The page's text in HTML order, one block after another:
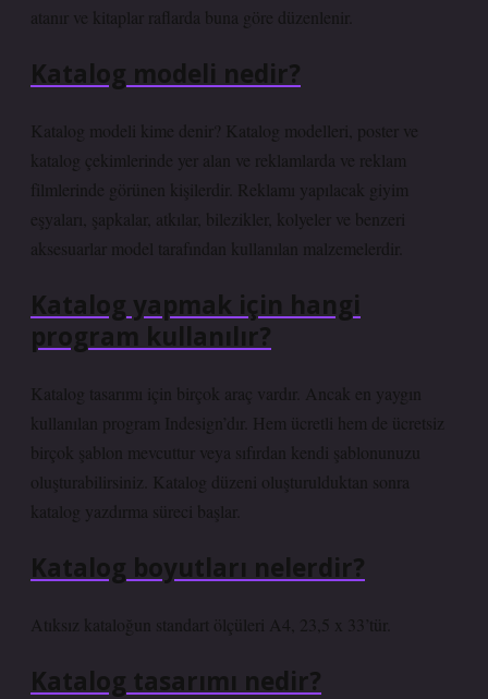
atanır ve kitaplar raflarda buna göre düzenlenir.
Katalog modeli nedir?
Katalog modeli kime denir? Katalog modelleri, poster ve
katalog çekimlerinde yer alan ve reklamlarda ve reklam
filmlerinde görünen kişilerdir. Reklamı yapılacak giyim
eşyaları, şapkalar, atkılar, bilezikler, kolyeler ve benzeri
aksesuarlar model tarafından kullanılan malzemelerdir.
Katalog yapmak için hangi
program kullanılır?
Katalog tasarımı için birçok araç vardır. Ancak en yaygın
kullanılan program Indesign’dır. Hem ücretli hem de ücretsiz
birçok şablon mevcuttur veya sıfırdan kendi şablonunuzu
oluşturabilirsiniz. Katalog düzeni oluşturulduktan sonra
katalog yazdırma süreci başlar.
Katalog boyutları nelerdir?
Atıksız kataloğun standart ölçüleri A4, 23,5 x 33’tür.
Katalog tasarımı nedir?